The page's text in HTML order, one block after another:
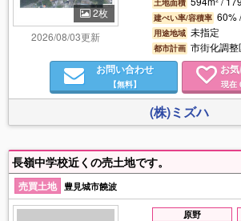
2枚
2026/08/03更新
建ぺい率/容積率 60%
用途地域 未指定
都市計画 市街化調
お問い合わせ
【無料】
お
現在
(株)ミズハ
長嶺中学校近くの売土地です。
売買土地 豊見城市饒波
原野